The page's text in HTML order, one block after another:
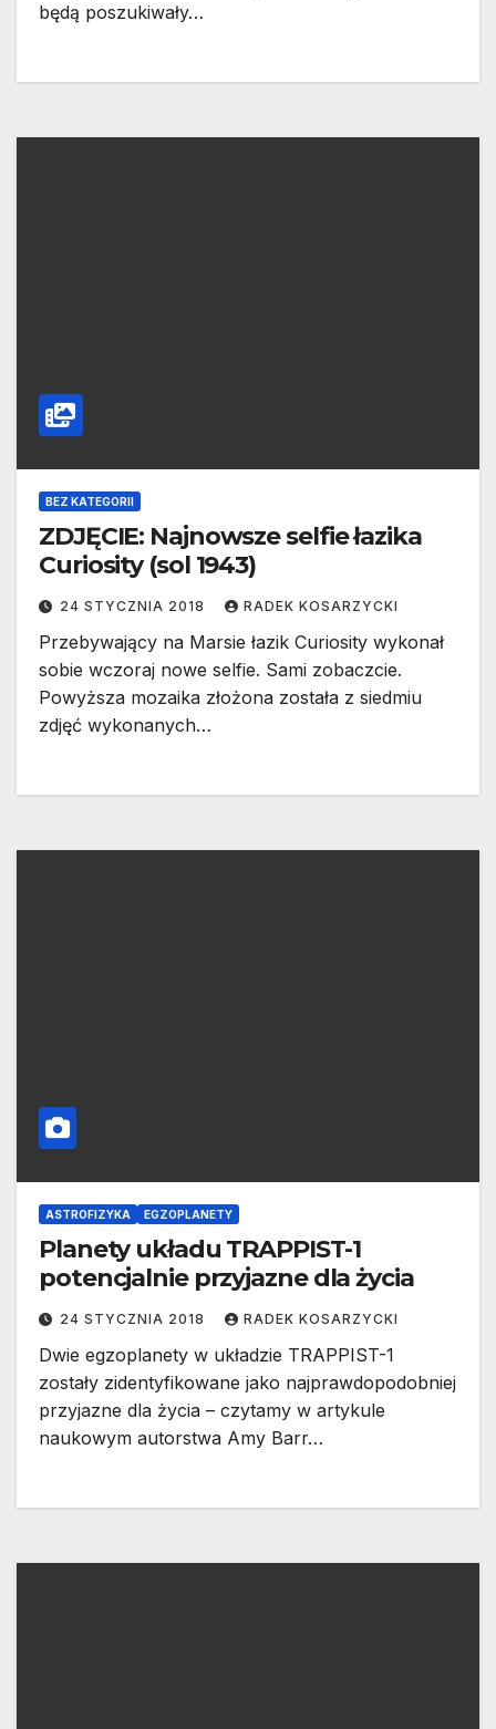
będą poszukiwały…
BEZ KATEGORII
ZDJĘCIE: Najnowsze selfie łazika
Curiosity (sol 1943)
24 STYCZNIA 2018 RADEK KOSARZYCKI
Przebywający na Marsie łazik Curiosity wykonał
sobie wczoraj nowe selfie. Sami zobaczcie.
Powyższa mozaika złożona została z siedmiu
zdjęć wykonanych…
ASTROFIZYKA EGZOPLANETY
Planety układu TRAPPIST-1
potencjalnie przyjazne dla życia
24 STYCZNIA 2018 RADEK KOSARZYCKI
Dwie egzoplanety w układzie TRAPPIST-1
zostały zidentyfikowane jako najprawdopodobniej
przyjazne dla życia – czytamy w artykule
naukowym autorstwa Amy Barr…